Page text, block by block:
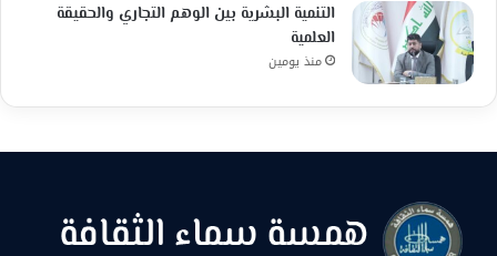
التنمية البشرية بين الوهم التجاري والحقيقة
العلمية
منذ يومين